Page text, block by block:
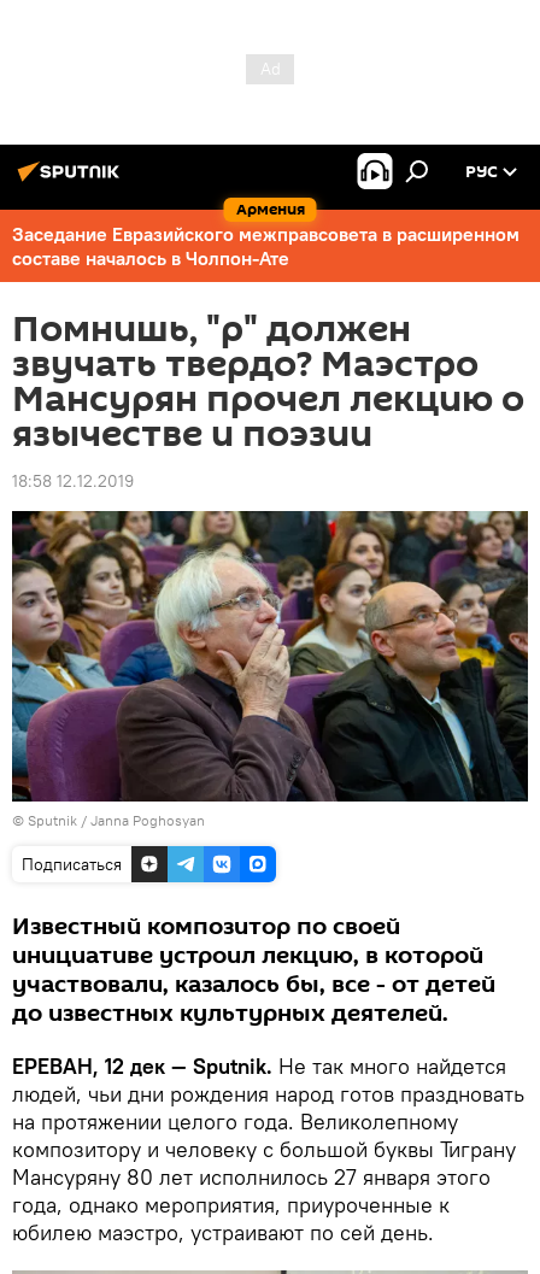
Армения
РУС
Заседание Евразийского межправсовета в расширенном
составе началось в Чолпон-Ате
Помнишь, "р" должен
звучать твердо? Маэстро
Мансурян прочел лекцию о
язычестве и поэзии
18:58 12.12.2019
© Sputnik / Janna Poghosyan
Подписаться
Известный композитор по своей
инициативе устроил лекцию, в которой
участвовали, казалось бы, все - от детей
до известных культурных деятелей.
ЕРЕВАН, 12 дек — Sputnik. Не так много найдется
людей, чьи дни рождения народ готов праздновать
на протяжении целого года. Великолепному
композитору и человеку с большой буквы Тиграну
Мансуряну 80 лет исполнилось 27 января этого
года, однако мероприятия, приуроченные к
юбилею маэстро, устраивают по сей день.